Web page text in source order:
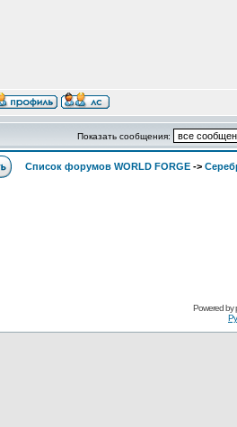
Показать сообщения:
Список форумов WORLD FORGE ->
Powered by